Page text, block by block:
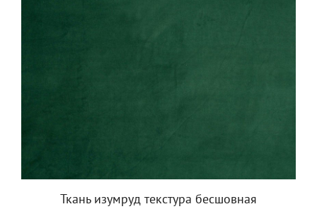
Ткань изумруд текстура бесшовная